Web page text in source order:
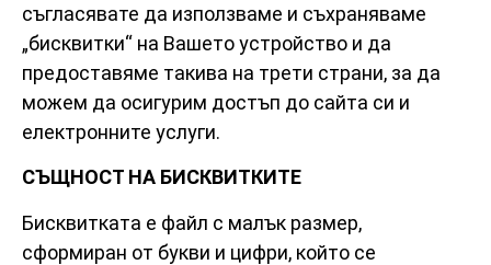
съгласявате да използваме и съхраняваме
„бисквитки“ на Вашето устройство и да
предоставяме такива на трети страни, за да
можем да осигурим достъп до сайта си и
електронните услуги.
СЪЩНОСТ НА БИСКВИТКИТЕ
Бисквитката е файл с малък размер,
сформиран от букви и цифри, който се